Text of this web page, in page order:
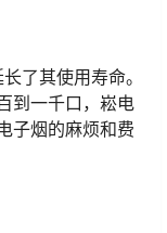
了其使用寿命。
到一千口，崧电
子烟的麻烦和费